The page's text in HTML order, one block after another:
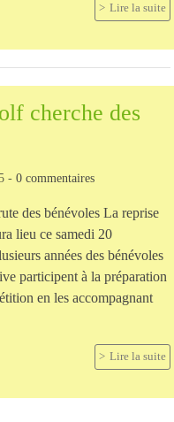
Lire la suite
cherche des
- 0 commentaires
des bénévoles La reprise
lieu ce samedi 20
années des bénévoles
participent à la préparation
en les accompagnant
Lire la suite